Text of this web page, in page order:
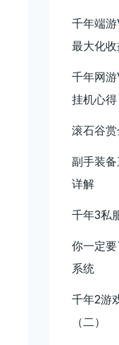
千年端
最大化收
千年网
挂机心得
滚石谷
副手装
详解
千年3私
你一定
系统
千年2游
（二）